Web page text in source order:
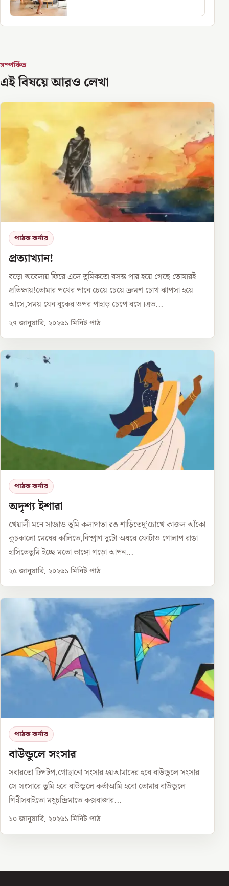
সম্পর্কিত
এই বিষয়ে আরও লেখা
পাঠক কর্নার
প্রত্যাখ্যান!
বড়ো অবেলায় ফিরে এলে তুমিকতো বসন্ত পার হয়ে গেছে তোমারই
প্রতিক্ষায়!তোমার পথের পানে চেয়ে চেয়ে ক্রমশ চোখ ঝাপসা হয়ে
আসে,সময় যেন বুকের ওপর পাহাড় চেপে বসে।এভ...
২৭ জানুয়ারি, ২০২৬১ মিনিট পাঠ
পাঠক কর্নার
অদৃশ্য ইশারা
খেয়ালী মনে সাজাও তুমি কলাপাতা রঙ শাড়িতেদু’চোখে কাজল আঁকো
কুচকালো মেঘের কালিতে,নিষ্প্রাণ দুটো অধরে ফোটাও গোলাপ রাঙা
হাসিতেতুমি ইচ্ছে মতো ভাঙ্গো গড়ো আপন...
২৫ জানুয়ারি, ২০২৬১ মিনিট পাঠ
পাঠক কর্নার
বাউন্ডুলে সংসার
সবারতো টিপটপ,গোছানো সংসার হয়আমাদের হবে বাউন্ডুলে সংসার।
সে সংসারে তুমি হবে বাউন্ডুলে কর্তাআমি হবো তোমার বাউন্ডুলে
গিন্নীসবাইতো মধুচন্দ্রিমাতে কক্সবাজার...
১০ জানুয়ারি, ২০২৬১ মিনিট পাঠ